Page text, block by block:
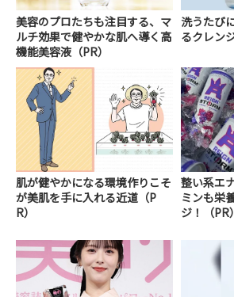
美容のプロたちも注目する、マ
ルチ効果で健やかな肌へ導く高
機能美容液（PR）
洗うたび
るクレン
肌が健やかになる環境作りこそ
が美肌を手に入れる近道（P
R）
整い系エ
ミンも栄
ジ！（PR）